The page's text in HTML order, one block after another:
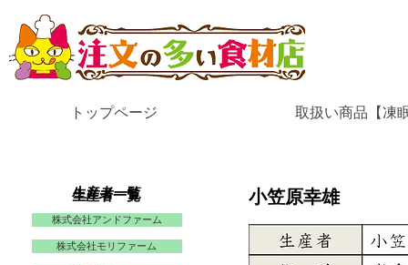
トップページ 取扱い商品【凍
​生産者一覧
​生産者一覧
株式会社アンドファーム
株式会社モリファーム
小笠原幸雄